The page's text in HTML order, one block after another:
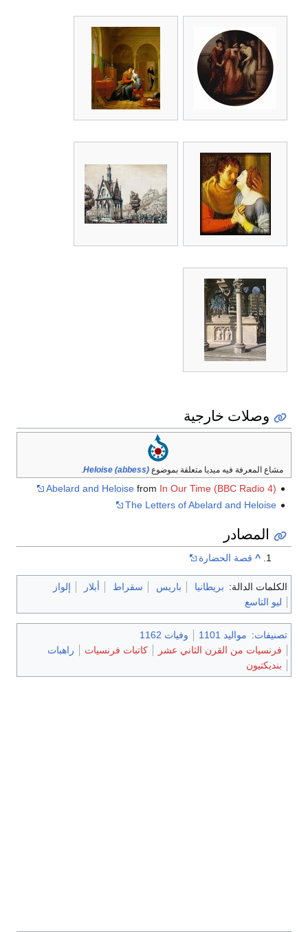
وصلات خارجية
مشاع المعرفة فيه ميديا متعلقة بموضوعHeloise (abbess)
.
Abelard and Heloisefrom In Our Time (BBC Radio 4)
The Letters of Abelard and Heloise
المصادر
^ قصة الحضارة
الكلمات الدالة: بريطانيا باريس سقراط أبلار
إلواز
ليو التاسع
تصنيفات: مواليد 1101
وفيات 1162
فرنسيات من القرن الثاني عشر
كاتبات فرنسيات
راهبات
بنديكتيون